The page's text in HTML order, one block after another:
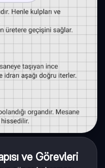
ve Görevleri